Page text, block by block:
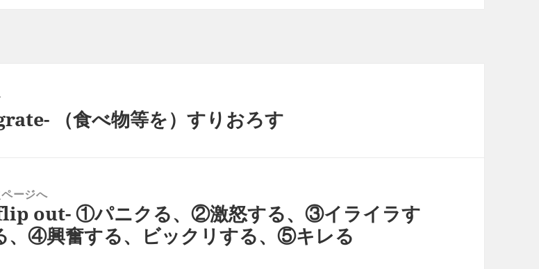
（食べ物等を）すりおろす
ージへ
out- ①パニクる、②激怒する、③イライラす
、④興奮する、ビックリする、⑤キレる